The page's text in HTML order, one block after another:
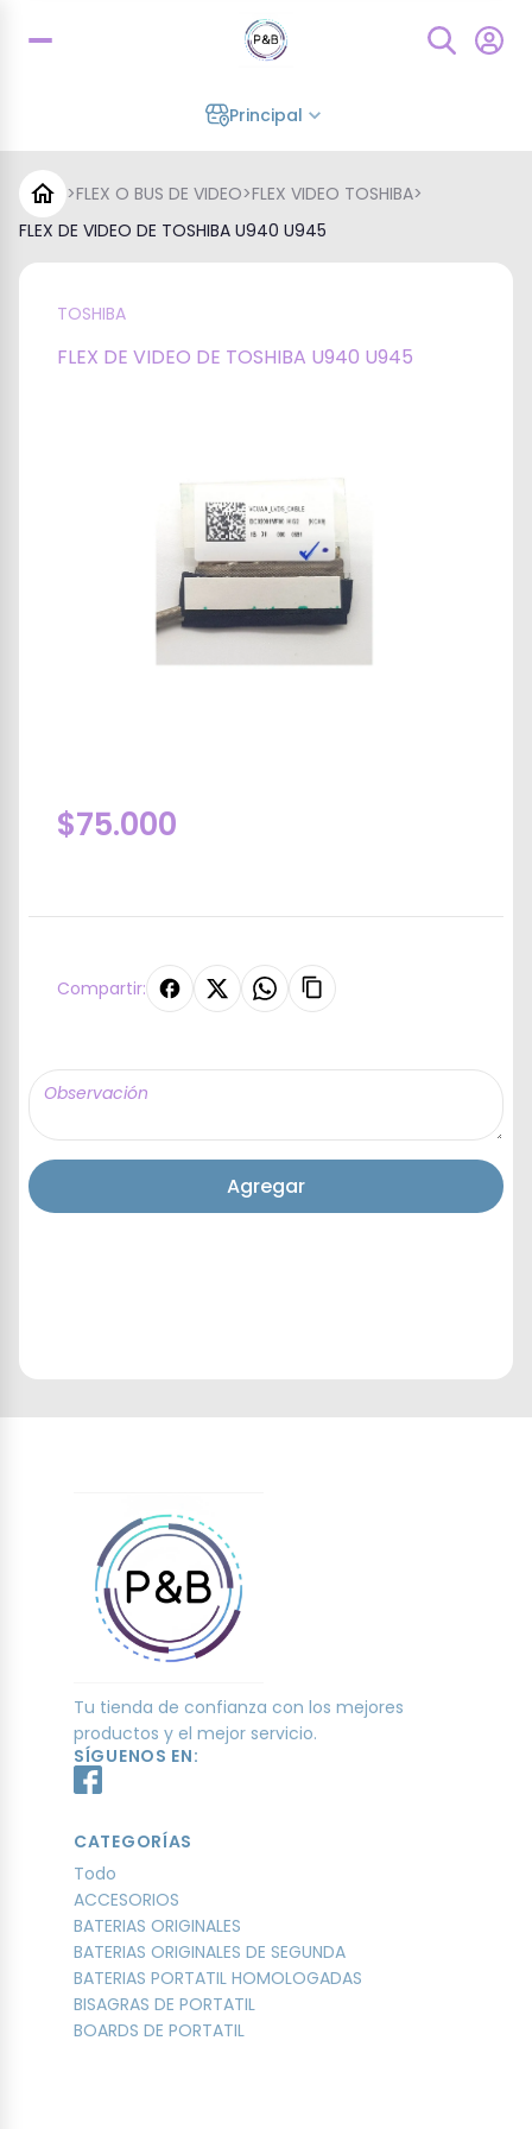
Principal
>FLEX O BUS DE VIDEO>FLEX VIDEO TOSHIBA>
FLEX DE VIDEO DE TOSHIBA U940 U945
TOSHIBA
FLEX DE VIDEO DE TOSHIBA U940 U945
$75.000
Compartir:
Agregar
Tu tienda de confianza con los mejores
productos y el mejor servicio.
SÍGUENOS EN:
CATEGORÍAS
Todo
ACCESORIOS
BATERIAS ORIGINALES
BATERIAS ORIGINALES DE SEGUNDA
BATERIAS PORTATIL HOMOLOGADAS
BISAGRAS DE PORTATIL
BOARDS DE PORTATIL